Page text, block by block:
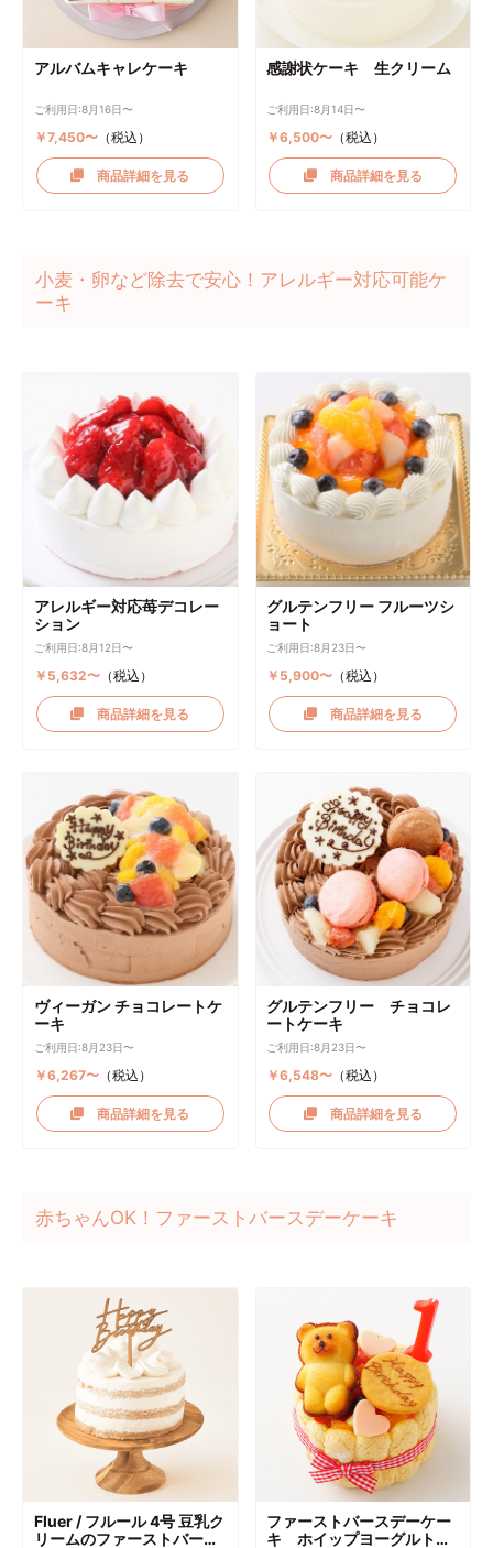
アルバムキャレケーキ
ご利用日:8月16日〜
￥7,450〜（税込）
商品詳細を見る
感謝状ケーキ 生クリーム
ご利用日:8月14日〜
￥6,500〜 （税込）
商品詳細を見る
小麦・卵など除去で安心！アレルギー対応可能ケ
ーキ
アレルギー対応苺デコレー
ション
ご利用日:8月12日〜
￥5,632〜（税込）
商品詳細を見る
グルテンフリー フルーツシ
ョート
ご利用日:8月23日〜
￥5,900〜 （税込）
商品詳細を見る
ヴィーガン チョコレートケ
ーキ
ご利用日:8月23日〜
￥6,267〜（税込）
商品詳細を見る
グルテンフリー チョコレ
ートケーキ
ご利用日:8月23日〜
￥6,548〜 （税込）
商品詳細を見る
赤ちゃんOK！ファーストバースデーケーキ
Fluer / フルール 4号 豆乳ク
リームのファーストバース
ファーストバースデーケー
キ ホイップヨーグルトク